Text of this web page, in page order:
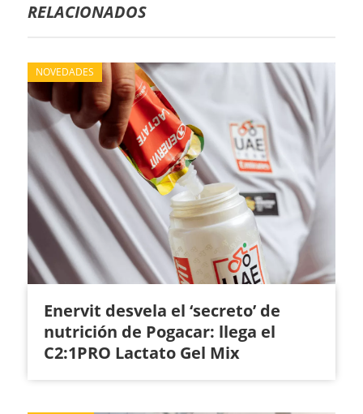
RELACIONADOS
Enervit desvela el ‘secreto’ de
nutrición de Pogacar: llega el
C2:1PRO Lactato Gel Mix
NOVEDADES